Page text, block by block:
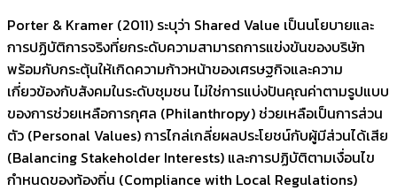
Porter & Kramer (2011) ระบุว่า Shared Value เป็นนโยบายและ
การปฏิบัติการจริงที่ยกระดับความสามารถการแข่งขันของบริษัท
พร้อมกับกระตุ้นให้เกิดความก้าวหน้าของเศรษฐกิจและความ
เกี่ยวข้องกับสังคมในระดับชุมชน ไม่ใช่การแบ่งปันคุณค่าตามรูปแบบ
ของการช่วยเหลือการกุศล (Philanthropy) ช่วยเหลือเป็นการส่วน
ตัว (Personal Values) การไกล่เกลี่ยผลประโยชน์กับผู้มีส่วนได้เสีย
(Balancing Stakeholder Interests) และการปฏิบัติตามเงื่อนไข
กำหนดของท้องถิ่น (Compliance with Local Regulations)